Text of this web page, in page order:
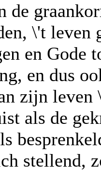
de
\'t leven
en
en dus
zijn
als de
stellend,